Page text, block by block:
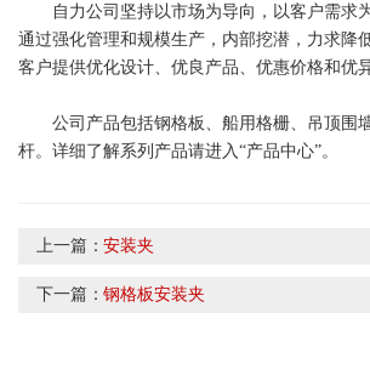
自力公司坚持以市场为导向，以客户需求
通过强化管理和规模生产，内部挖潜，力求降
客户提供优化设计、优良产品、优惠价格和优
公司产品包括钢格板、船用格栅、吊顶围
杆。详细了解系列产品请进入“产品中心”。
上一篇：安装夹
下一篇：钢格板安装夹